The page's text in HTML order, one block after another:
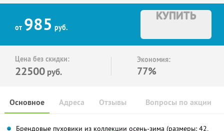
от 985 руб.
КУПИТЬ
Цена без скидки:
22500 руб.
Экономия:
77%
Основное Отзывы Вопросы по акции
Адреса
Брендовые пуховики из коллекции осень-зима (размеры: 42,